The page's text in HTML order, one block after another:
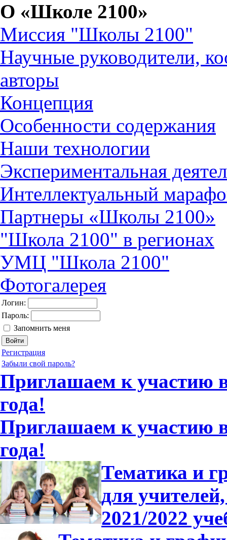
О «Школе 2100»
Миссия "Школы 2100"
Научные руководители,
авторы
Концепция
Особенности содержания
Наши технологии
Экспериментальная
Интеллектуальный
Партнеры «Школы 2100»
"Школа 2100" в регионах
УМЦ "Школа 2100"
Фотогалерея
Логин:
Пароль:
Запомнить меня
Регистрация
Забыли свой пароль?
Приглашаем к участию в
года!
Приглашаем к участию в
года!
Тематика и
для
2021/2022